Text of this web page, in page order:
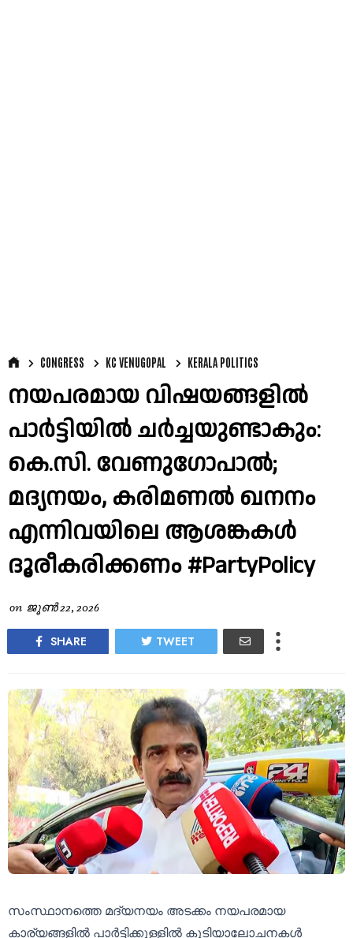
CONGRESS KC VENUGOPAL KERALA POLITICS
നയപരമായ വിഷയങ്ങളിൽ
പാർട്ടിയിൽ ചർച്ചയുണ്ടാകും:
കെ.സി. വേണുഗോപാൽ;
മദ്യനയം, കരിമണൽ ഖനനം
എന്നിവയിലെ ആശങ്കകൾ
ദൂരീകരിക്കണം #PartyPolicy
on ജൂൺ 22, 2026
SHARE TWEET
സംസ്ഥാനത്തെ മദ്യനയം അടക്കം നയപരമായ
കാര്യങ്ങളിൽ പാർട്ടിക്കുള്ളിൽ കൂടിയാലോചനകൾ